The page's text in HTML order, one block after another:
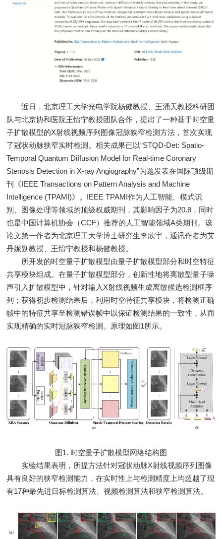
近日，北京理工大学光电学院杨健教授、王涌天教授科研团
队与北京协和医院王怡宁教授团队合作，提出了一种基于时空量
子扩散模型的X射线视频序列图像冠脉狭窄检测方法，首次实现
了冠状动脉狭窄实时检测。相关成果已以“STQD-Det: Spatio-
Temporal Quantum Diffusion Model for Real-time Coronary
Stenosis Detection in X-ray Angiography”为题发表在国际顶级期
刊《IEEE Transactions on Pattern Analysis and Machine
Intelligence (TPAMI)》。IEEE TPAMI作为人工智能、模式识
别、图像处理等领域的顶级权威期刊，其影响因子为20.8，同时
也是中国计算机协会（CCF）推荐的人工智能领域A类期刊。该
论文第一作者为北京理工大学博士研究生李欣宇，通讯作者为艾
丹妮副教授、王怡宁教授和杨健教授。
所开发的时空量子扩散模型由量子扩散模型部分和时空特征
共享模块组成。在量子扩散模型部分，创新性地将离散型量子噪
声引入扩散模型中，针对输入X射线视频生成离散候选检测框序
列；获得初步检测结果后，利用时空特征共享模块，将检测正确
帧中的特征共享至检测错误帧中以保证检测结果的一致性，从而
实现精确的实时冠脉狭窄检测。原理如图1所示。
图1. 时空量子扩散模型网络结构图
实验结果表明，所提方法针对冠状动脉X射线视频序列图像
具有良好的狭窄检测能力，在实时性上与检测精度上均超越了现
有17种最先进目标检测算法、视频检测算法和狭窄检测算法。